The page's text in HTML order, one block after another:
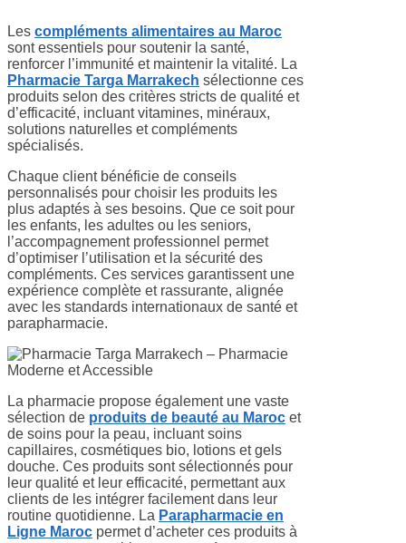
Les compléments alimentaires au Maroc
sont essentiels pour soutenir la santé,
renforcer l’immunité et maintenir la vitalité. La
Pharmacie Targa Marrakech sélectionne ces
produits selon des critères stricts de qualité et
d’efficacité, incluant vitamines, minéraux,
solutions naturelles et compléments
spécialisés.
Chaque client bénéficie de conseils
personnalisés pour choisir les produits les
plus adaptés à ses besoins. Que ce soit pour
les enfants, les adultes ou les seniors,
l’accompagnement professionnel permet
d’optimiser l’utilisation et la sécurité des
compléments. Ces services garantissent une
expérience complète et rassurante, alignée
avec les standards internationaux de santé et
parapharmacie.
La pharmacie propose également une vaste
sélection de produits de beauté au Maroc et
de soins pour la peau, incluant soins
capillaires, cosmétiques bio, lotions et gels
douche. Ces produits sont sélectionnés pour
leur qualité et leur efficacité, permettant aux
clients de les intégrer facilement dans leur
routine quotidienne. La Parapharmacie en
Ligne Maroc permet d’acheter ces produits à